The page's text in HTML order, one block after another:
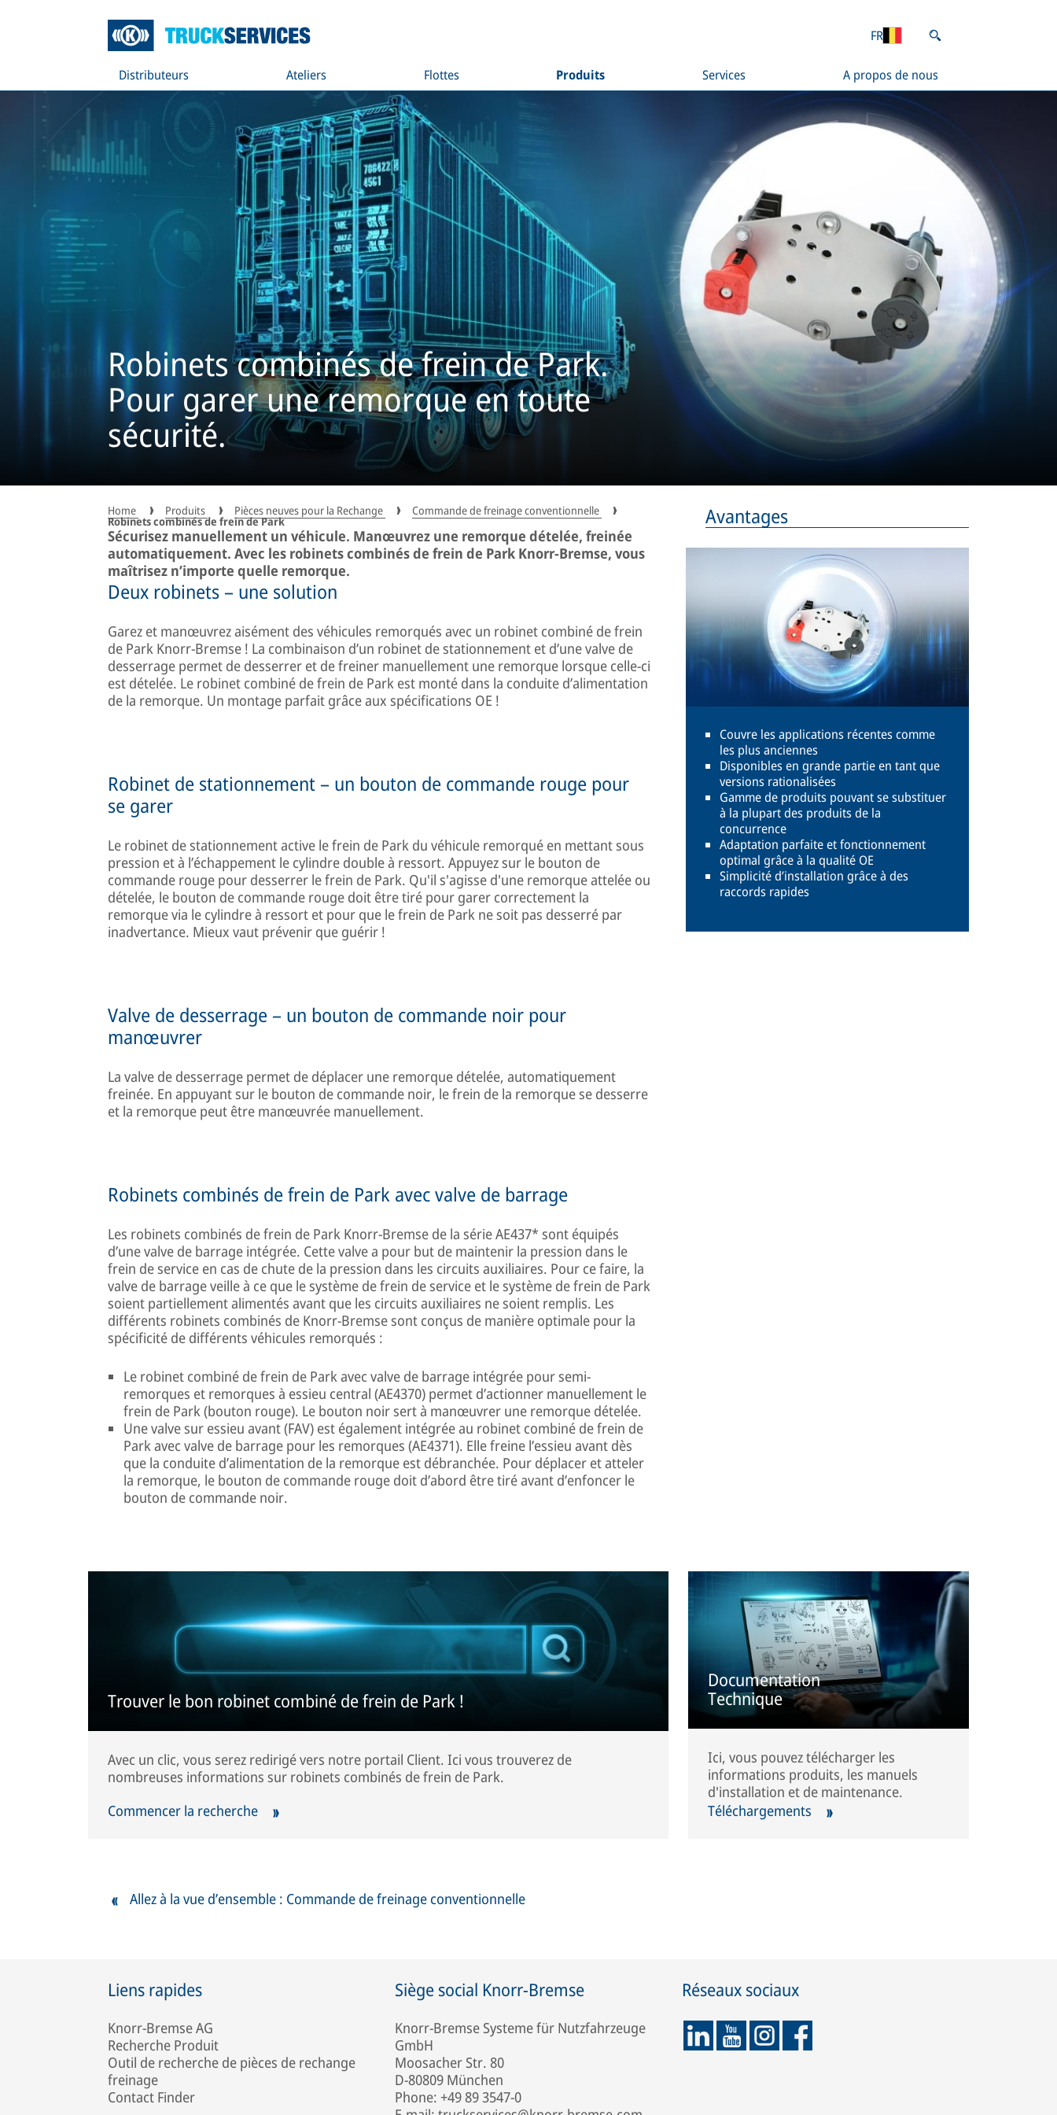
Distributeurs Ateliers Flottes Produits Services A propos de nous
FR
Robinets combinés de frein de Park.
Pour garer une remorque en toute
sécurité.
Home Produits Pièces neuves pour la Rechange Commande de freinage conventionnelle
Robinets combinés de frein de Park
Sécurisez manuellement un véhicule. Manœuvrez une remorque dételée, freinée
automatiquement. Avec les robinets combinés de frein de Park Knorr-Bremse, vous
maîtrisez n’importe quelle remorque.
Deux robinets – une solution
Garez et manœuvrez aisément des véhicules remorqués avec un robinet combiné de frein
de Park Knorr-Bremse ! La combinaison d’un robinet de stationnement et d’une valve de
desserrage permet de desserrer et de freiner manuellement une remorque lorsque celle-ci
est dételée. Le robinet combiné de frein de Park est monté dans la conduite d’alimentation
de la remorque. Un montage parfait grâce aux spécifications OE !
Robinet de stationnement – un bouton de commande rouge pour
se garer
Le robinet de stationnement active le frein de Park du véhicule remorqué en mettant sous
pression et à l’échappement le cylindre double à ressort. Appuyez sur le bouton de
commande rouge pour desserrer le frein de Park. Qu'il s'agisse d'une remorque attelée ou
dételée, le bouton de commande rouge doit être tiré pour garer correctement la
remorque via le cylindre à ressort et pour que le frein de Park ne soit pas desserré par
inadvertance. Mieux vaut prévenir que guérir !
Valve de desserrage – un bouton de commande noir pour
manœuvrer
La valve de desserrage permet de déplacer une remorque dételée, automatiquement
freinée. En appuyant sur le bouton de commande noir, le frein de la remorque se desserre
et la remorque peut être manœuvrée manuellement.
Robinets combinés de frein de Park avec valve de barrage
Les robinets combinés de frein de Park Knorr-Bremse de la série AE437* sont équipés
d’une valve de barrage intégrée. Cette valve a pour but de maintenir la pression dans le
frein de service en cas de chute de la pression dans les circuits auxiliaires. Pour ce faire, la
valve de barrage veille à ce que le système de frein de service et le système de frein de Park
soient partiellement alimentés avant que les circuits auxiliaires ne soient remplis. Les
différents robinets combinés de Knorr-Bremse sont conçus de manière optimale pour la
spécificité de différents véhicules remorqués :
Le robinet combiné de frein de Park avec valve de barrage intégrée pour semi-
remorques et remorques à essieu central (AE4370) permet d’actionner manuellement le
frein de Park (bouton rouge). Le bouton noir sert à manœuvrer une remorque dételée.
Une valve sur essieu avant (FAV) est également intégrée au robinet combiné de frein de
Park avec valve de barrage pour les remorques (AE4371). Elle freine l’essieu avant dès
que la conduite d’alimentation de la remorque est débranchée. Pour déplacer et atteler
la remorque, le bouton de commande rouge doit d’abord être tiré avant d’enfoncer le
bouton de commande noir.
Avantages
Couvre les applications récentes comme
les plus anciennes
Disponibles en grande partie en tant que
versions rationalisées
Gamme de produits pouvant se substituer
à la plupart des produits de la
concurrence
Adaptation parfaite et fonctionnement
optimal grâce à la qualité OE
Simplicité d’installation grâce à des
raccords rapides
Trouver le bon robinet combiné de frein de Park !
Avec un clic, vous serez redirigé vers notre portail Client. Ici vous trouverez de
nombreuses informations sur robinets combinés de frein de Park.
Commencer la recherche
Documentation
Technique
Ici, vous pouvez télécharger les
informations produits, les manuels
d'installation et de maintenance.
Téléchargements
Allez à la vue d’ensemble : Commande de freinage conventionnelle
Liens rapides
Knorr-Bremse AG
Recherche Produit
Outil de recherche de pièces de rechange
freinage
Contact Finder
Siège social Knorr-Bremse
Knorr-Bremse Systeme für Nutzfahrzeuge
GmbH
Moosacher Str. 80
D-80809 München
Phone: +49 89 3547-0
Réseaux sociaux